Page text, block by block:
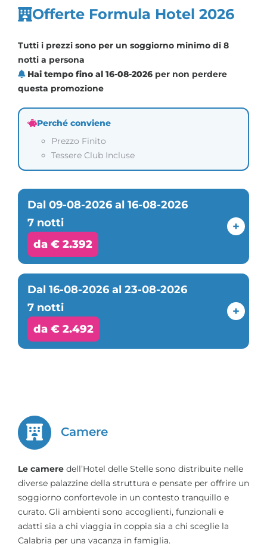
Offerte Formula Hotel 2026
Tutti i prezzi sono per un soggiorno minimo di 8
notti a persona
Hai tempo fino al 16-08-2026 per non perdere
questa promozione
Perché conviene
Prezzo Finito
Tessere Club Incluse
Dal 09-08-2026 al 16-08-2026
7 notti
da € 2.392
+
Dal 16-08-2026 al 23-08-2026
7 notti
da € 2.492
+
Camere
Le camere dell’Hotel delle Stelle sono distribuite nelle
diverse palazzine della struttura e pensate per offrire un
soggiorno confortevole in un contesto tranquillo e
curato. Gli ambienti sono accoglienti, funzionali e
adatti sia a chi viaggia in coppia sia a chi sceglie la
Calabria per una vacanza in famiglia.